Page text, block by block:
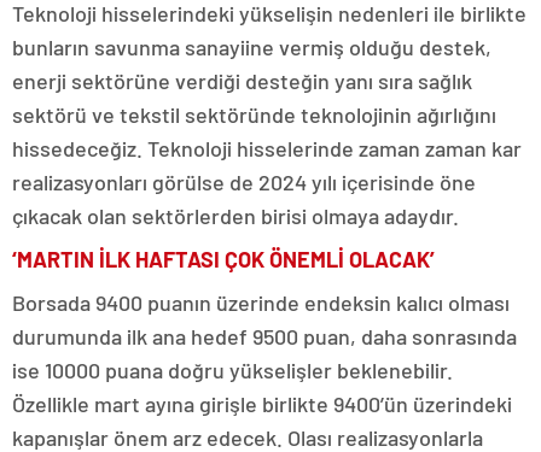
Teknoloji hisselerindeki yükselişin nedenleri ile birlikte
bunların savunma sanayiine vermiş olduğu destek,
enerji sektörüne verdiği desteğin yanı sıra sağlık
sektörü ve tekstil sektöründe teknolojinin ağırlığını
hissedeceğiz. Teknoloji hisselerinde zaman zaman kar
realizasyonları görülse de 2024 yılı içerisinde öne
çıkacak olan sektörlerden birisi olmaya adaydır.
‘MARTIN İLK HAFTASI ÇOK ÖNEMLİ OLACAK’
Borsada 9400 puanın üzerinde endeksin kalıcı olması
durumunda ilk ana hedef 9500 puan, daha sonrasında
ise 10000 puana doğru yükselişler beklenebilir.
Özellikle mart ayına girişle birlikte 9400’ün üzerindeki
kapanışlar önem arz edecek. Olası realizasyonlarla